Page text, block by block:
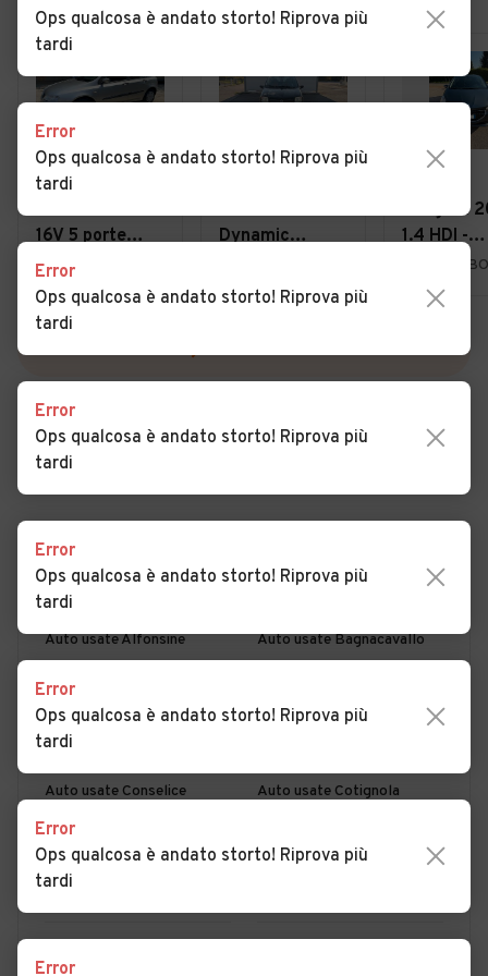
€ 1.990
Fiat Stilo 1.6i
16V 5 porte
Active, IMP.
METANO
Bologna (BO)
Fiat Panda 1.2
Dynamic
Peugeot
1.4 HDI -
- 12 MESI
Bologna
VEDI TUTTE
Cerca altri risultati
PER COMUNE PER PROVINCIA
Auto usate Alfonsine Auto usate Bagnacavallo
Auto usate Bagnara di
Romagna
Auto usate Casola Valsenio
Auto usate Conselice Auto usate Cotignola
Auto usate Faenza
Auto usate Lugo
Auto usate Riolo Terme Auto usate Russi
Ops qualcosa è andato storto! Riprova più
tardi
Error
Ops qualcosa è andato storto! Riprova più
tardi
Error
Ops qualcosa è andato storto! Riprova più
tardi
Error
Ops qualcosa è andato storto! Riprova più
tardi
Error
Ops qualcosa è andato storto! Riprova più
tardi
Error
Ops qualcosa è andato storto! Riprova più
tardi
Error
Ops qualcosa è andato storto! Riprova più
tardi
Error